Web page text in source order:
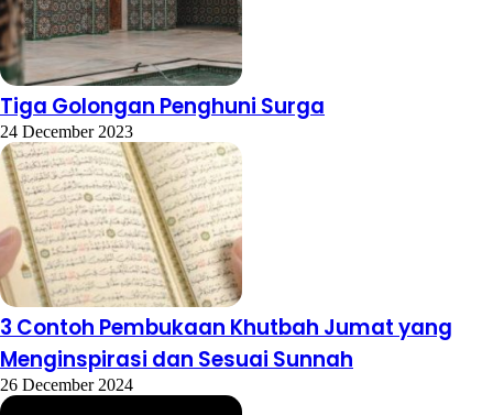
Tiga Golongan Penghuni Surga
24 December 2023
3 Contoh Pembukaan Khutbah Jumat yang
Menginspirasi dan Sesuai Sunnah
26 December 2024